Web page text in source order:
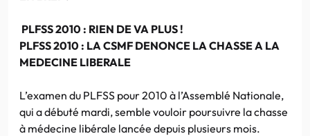
PLFSS 2010 : RIEN DE VA PLUS !
PLFSS 2010 : LA CSMF DENONCE LA CHASSE A LA
MEDECINE LIBERALE
L’examen du PLFSS pour 2010 à l’Assemblé Nationale,
qui a débuté mardi, semble vouloir poursuivre la chasse
à médecine libérale lancée depuis plusieurs mois.